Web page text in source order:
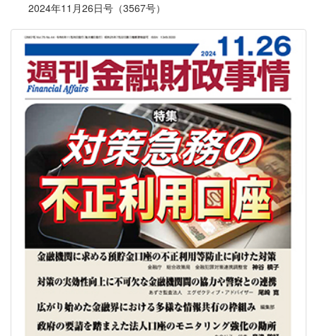
2024年11月26日号（3567号）